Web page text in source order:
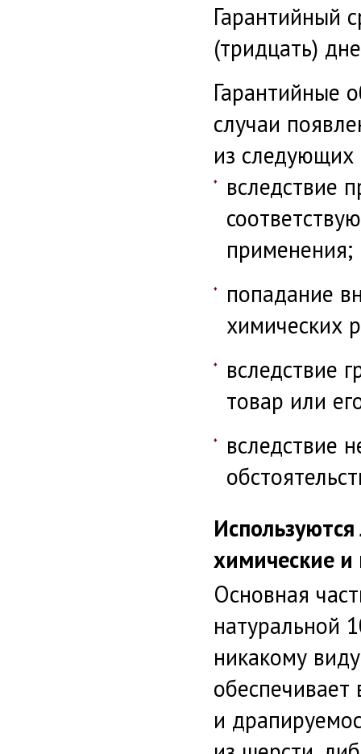
Гарантийный
(тридцать)
Гарантийные
случаи
из следующих
вследствие
применения;
попадание
химических
вследствие
товар или
вследствие
химические и
Основная
натуральной
никакому
обеспечивает
и